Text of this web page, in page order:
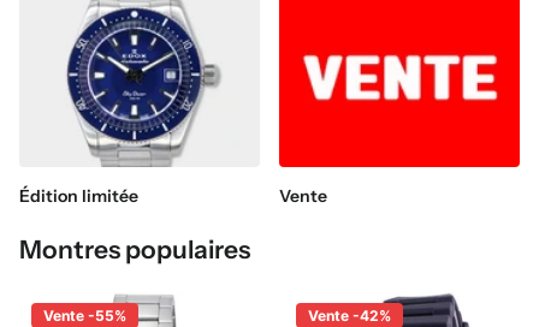
Édition limitée Vente
Montres populaires
Vente -55% Vente -42%